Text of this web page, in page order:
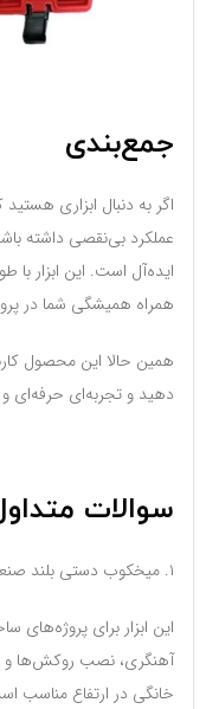
جمع‌بندی
اگر به دنبال ابزاری
عملکرد بی‌نقصی داشته
همراه همیشگی شما در
همین حالا این محصول
دهید و تجربه‌ای حرفه‌ای و
سوالات
۱. میخکوب دستی بلند صنعتی برای چه نوع پروژه‌هایی مناسب است؟
این ابزار برای پروژه‌های
آهنگری، نصب روکش‌ها و
خانگی در ارتفاع مناسب